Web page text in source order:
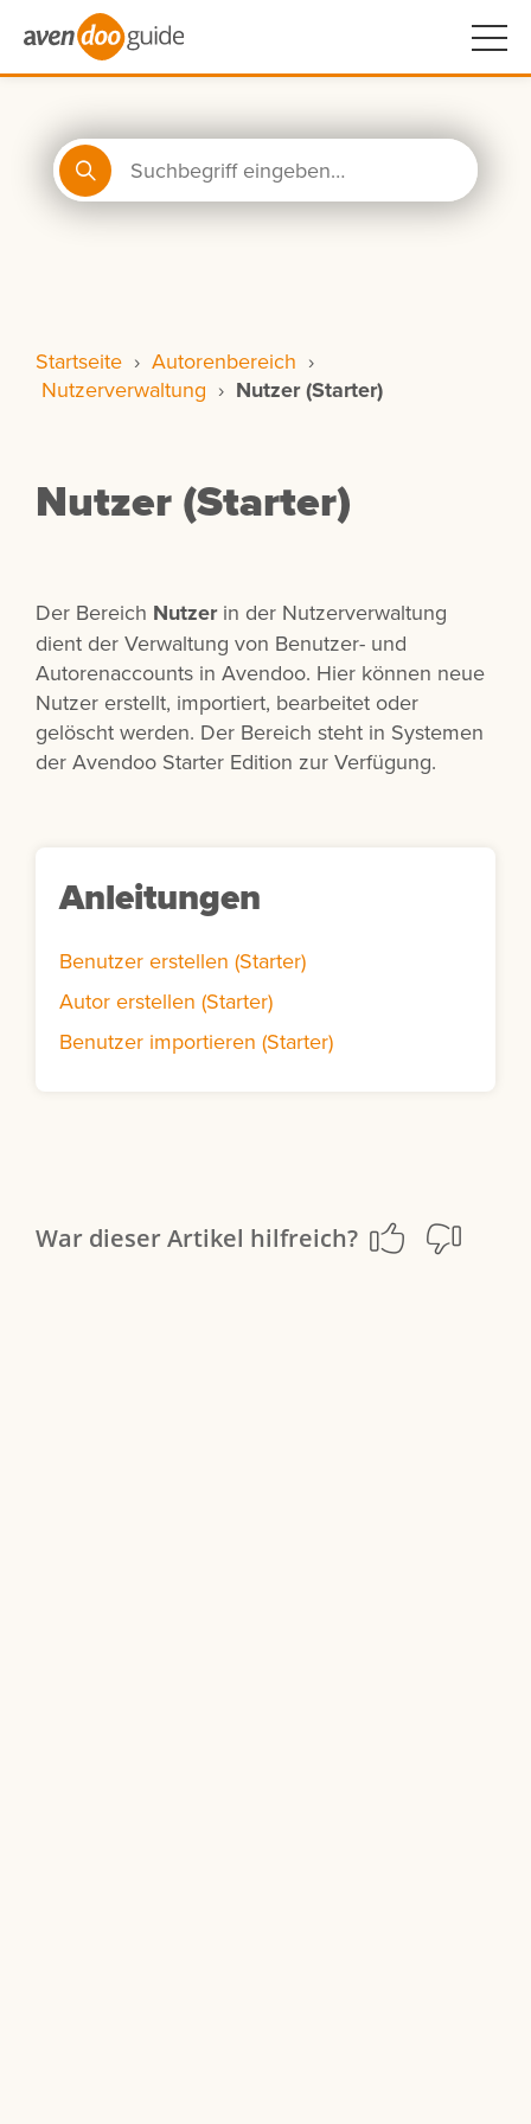
Startseite › Autorenbereich ›
Nutzerverwaltung › Nutzer (Starter)
Nutzer (Starter)
Der Bereich Nutzerin der Nutzerverwaltung
dient der Verwaltung von Benutzer- und
Autorenaccounts in Avendoo. Hier können neue
Nutzer erstellt, importiert, bearbeitet oder
gelöscht werden. Der Bereich steht in Systemen
der Avendoo Starter Edition zur Verfügung.
Anleitungen
Benutzer erstellen (Starter)
Autor erstellen (Starter)
Benutzer importieren (Starter)
War dieser Artikel hilfreich?